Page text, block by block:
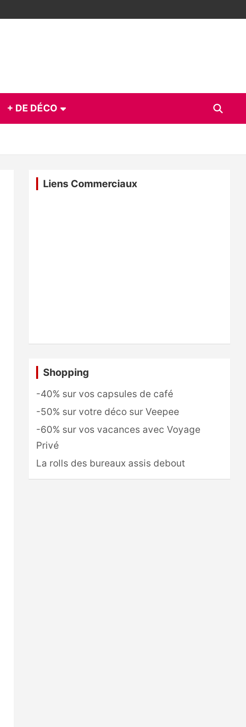
+ DE DÉCO
Liens Commerciaux
Shopping
-40% sur vos capsules de café
-50% sur votre déco sur Veepee
-60% sur vos vacances avec Voyage
Privé
La rolls des bureaux assis debout